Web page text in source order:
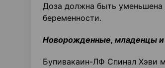
Доза должна быть уменьшена
беременности.
Новорожденные, младенцы и
Бупивакаин-ЛФ Спинал Хэви